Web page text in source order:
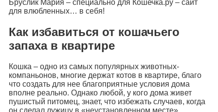
Бруслик Мария – специально для Кошечка.ру – сайт
для влюбленных… в себя!
Как избавиться от кошачьего
запаха в квартире
Кошка – одно из самых популярных животных-
компаньонов, многие держат котов в квартире, благо
что создать для нее благоприятные условия дома
вполне реально. Однако любой, у кого дома живет
пушистый питомец, знает, что избежать случаев, когда